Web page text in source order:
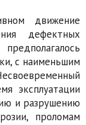
движение
дефектных
с наименьшим
эксплуатации
и разрушению
проломам